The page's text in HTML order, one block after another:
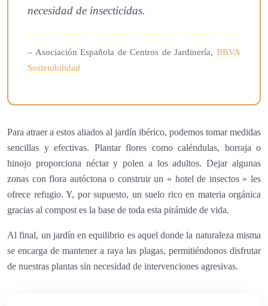
necesidad de insecticidas.
– Asociación Española de Centros de Jardinería, BBVA
Sostenibilidad
Para atraer a estos aliados al jardín ibérico, podemos tomar medidas
sencillas y efectivas. Plantar flores como caléndulas, borraja o
hinojo proporciona néctar y polen a los adultos. Dejar algunas
zonas con flora autóctona o construir un « hotel de insectos » les
ofrece refugio. Y, por supuesto, un suelo rico en materia orgánica
gracias al compost es la base de toda esta pirámide de vida.
Al final, un jardín en equilibrio es aquel donde la naturaleza misma
se encarga de mantener a raya las plagas, permitiéndonos disfrutar
de nuestras plantas sin necesidad de intervenciones agresivas.